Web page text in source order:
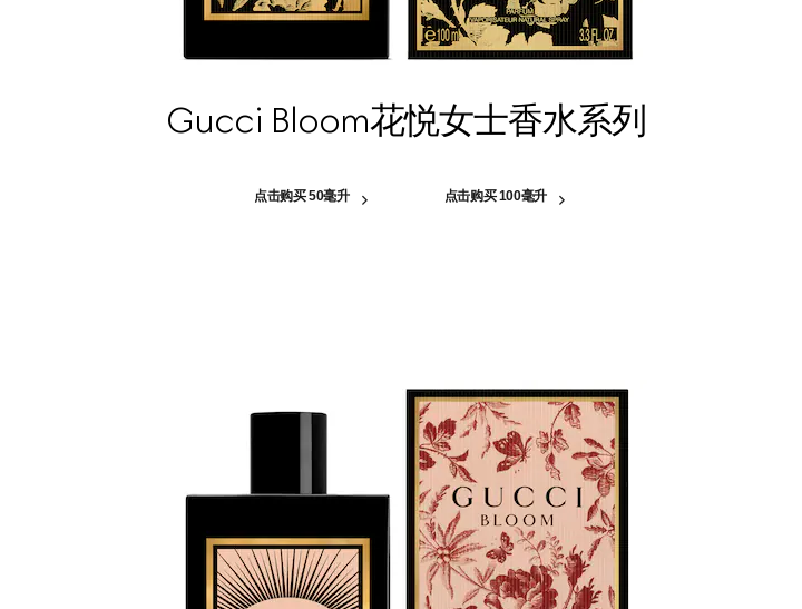
Gucci Bloom花悦女士香水系列
点击购买 50毫升 点击购买 100毫升